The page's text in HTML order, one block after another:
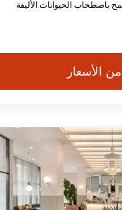
باصطحاب الحيوانات الأليفة
الأسعار